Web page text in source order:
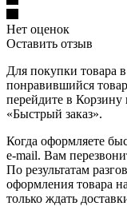
Нет оценок
Оставить отзыв
Для покупки товара
понравившийся
перейдите в
«Быстрый заказ».
Когда оформляете
e-mail. Вам
По результатам
оформления товара
только ждать